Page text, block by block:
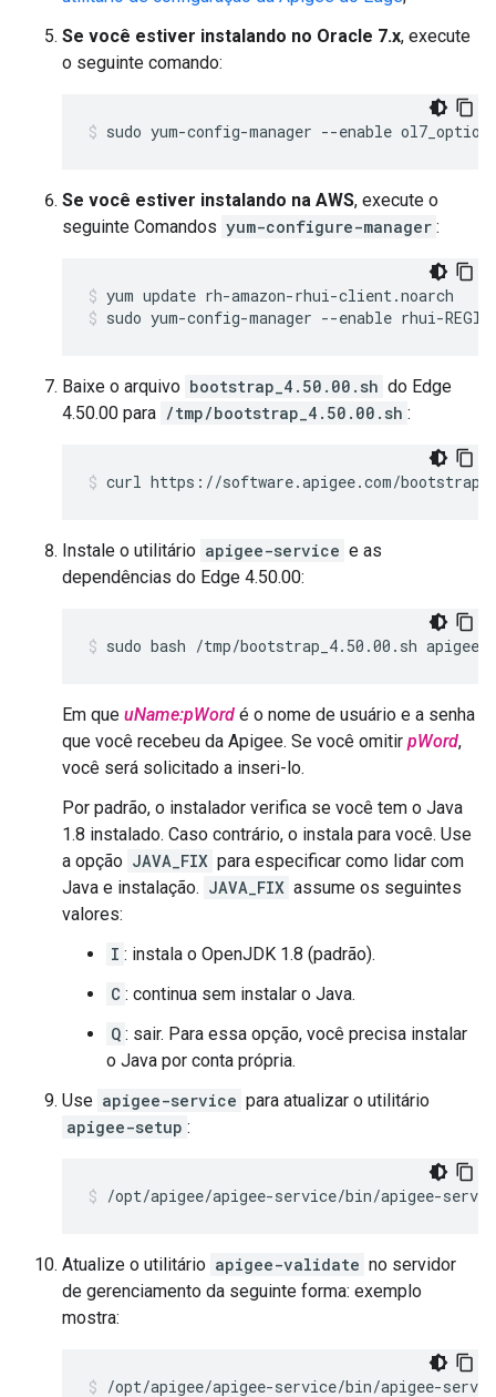
Se você estiver instalando no Oracle 7.x, execute
o seguinte comando:
sudo yum-config-manager --enable
Se você estiver instalando na AWS, execute o
seguinte Comandos yum-configure-manager :
sudo yum-config-manager --enable rhui-
Baixe o arquivo bootstrap_4.50.00.sh do Edge
4.50.00 para /tmp/bootstrap_4.50.00.sh :
curl https://software.apigee.com/
Instale o utilitário apigee-service e as
dependências do Edge 4.50.00:
sudo bash /tmp/bootstrap_4.50.00.sh
Em que uName:pWord é o nome de usuário e a senha
que você recebeu da Apigee. Se você omitir pWord,
você será solicitado a inseri-lo.
Por padrão, o instalador verifica se você tem o Java
1.8 instalado. Caso contrário, o instala para você. Use
a opção JAVA_FIX para especificar como lidar com
Java e instalação. JAVA_FIX assume os seguintes
valores:
I : instala o OpenJDK 1.8 (padrão).
C : continua sem instalar o Java.
Q : sair. Para essa opção, você precisa instalar
o Java por conta própria.
Use apigee-service para atualizar o utilitário
apigee-setup :
/opt/apigee/apigee-service/bin/apigee-
Atualize o utilitário apigee-validate no servidor
de gerenciamento da seguinte forma: exemplo
mostra:
/opt/apigee/apigee-service/bin/apigee-